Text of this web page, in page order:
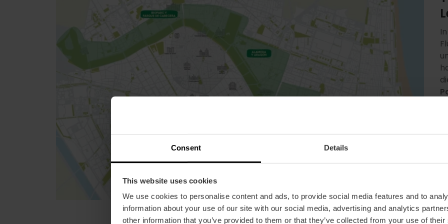
Consent Details
This website uses cookies
We use cookies to personalise content and ads, to provide social media features and to
information about your use of our site with our social media, advertising and analytics
other information that you’ve provided to them or that they’ve collected from your use of